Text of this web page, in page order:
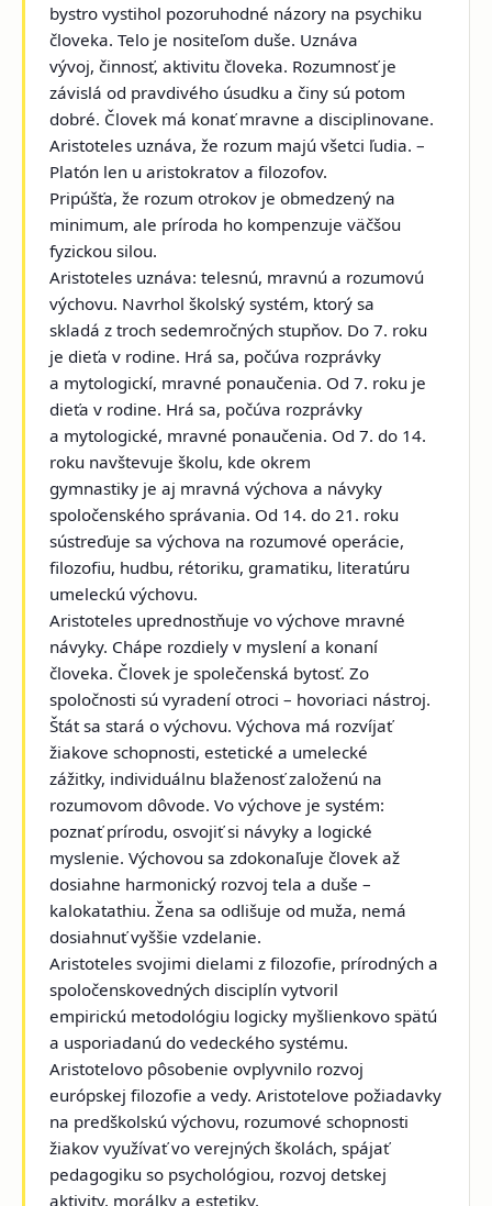
bystro vystihol pozoruhodné názory na psychiku
človeka. Telo je nositeľom duše. Uznáva
vývoj, činnosť, aktivitu človeka. Rozumnosť je
závislá od pravdivého úsudku a činy sú potom
dobré. Človek má konať mravne a disciplinovane.
Aristoteles uznáva, že rozum majú všetci ľudia. –
Platón len u aristokratov a filozofov.
Pripúšťa, že rozum otrokov je obmedzený na
minimum, ale príroda ho kompenzuje väčšou
fyzickou silou.
Aristoteles uznáva: telesnú, mravnú a rozumovú
výchovu. Navrhol školský systém, ktorý sa
skladá z troch sedemročných stupňov. Do 7. roku
je dieťa v rodine. Hrá sa, počúva rozprávky
a mytologickí, mravné ponaučenia. Od 7. roku je
dieťa v rodine. Hrá sa, počúva rozprávky
a mytologické, mravné ponaučenia. Od 7. do 14.
roku navštevuje školu, kde okrem
gymnastiky je aj mravná výchova a návyky
spoločenského správania. Od 14. do 21. roku
sústreďuje sa výchova na rozumové operácie,
filozofiu, hudbu, rétoriku, gramatiku, literatúru
umeleckú výchovu.
Aristoteles uprednostňuje vo výchove mravné
návyky. Chápe rozdiely v myslení a konaní
človeka. Človek je společenská bytosť. Zo
spoločnosti sú vyradení otroci – hovoriaci nástroj.
Štát sa stará o výchovu. Výchova má rozvíjať
žiakove schopnosti, estetické a umelecké
zážitky, individuálnu blaženosť založenú na
rozumovom dôvode. Vo výchove je systém:
poznať prírodu, osvojiť si návyky a logické
myslenie. Výchovou sa zdokonaľuje človek až
dosiahne harmonický rozvoj tela a duše –
kalokatathiu. Žena sa odlišuje od muža, nemá
dosiahnuť vyššie vzdelanie.
Aristoteles svojimi dielami z filozofie, prírodných a
spoločenskovedných disciplín vytvoril
empirickú metodológiu logicky myšlienkovo spätú
a usporiadanú do vedeckého systému.
Aristotelovo pôsobenie ovplyvnilo rozvoj
európskej filozofie a vedy. Aristotelove požiadavky
na predškolskú výchovu, rozumové schopnosti
žiakov využívať vo verejných školách, spájať
pedagogiku so psychológiou, rozvoj detskej
aktivity, morálky a estetiky.